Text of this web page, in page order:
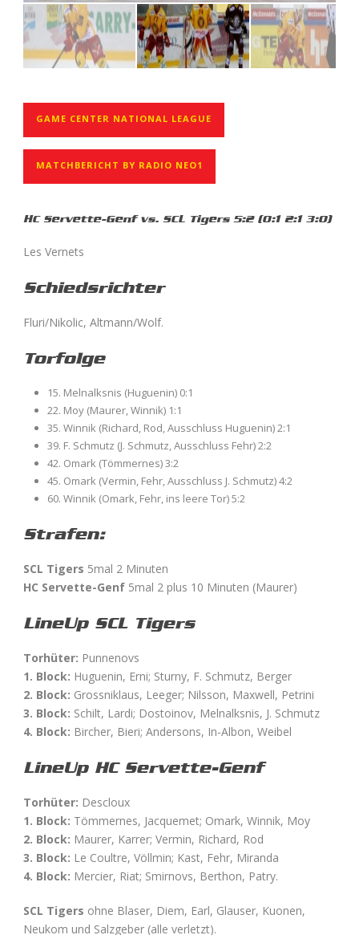
GAME CENTER NATIONAL LEAGUE
MATCHBERICHT BY RADIO NEO1
HC Servette-Genf vs. SCL Tigers 5:2 (0:1 2:1 3:0)
Les Vernets
Schiedsrichter
Fluri/Nikolic, Altmann/Wolf.
Torfolge
15. Melnalksnis (Huguenin) 0:1
22. Moy (Maurer, Winnik) 1:1
35. Winnik (Richard, Rod, Ausschluss Huguenin) 2:1
39. F. Schmutz (J. Schmutz, Ausschluss Fehr) 2:2
42. Omark (Tömmernes) 3:2
45. Omark (Vermin, Fehr, Ausschluss J. Schmutz) 4:2
60. Winnik (Omark, Fehr, ins leere Tor) 5:2
Strafen:
SCL Tigers 5mal 2 Minuten
HC Servette-Genf 5mal 2 plus 10 Minuten (Maurer)
LineUp SCL Tigers
Torhüter: Punnenovs
1. Block: Huguenin, Erni; Sturny, F. Schmutz, Berger
2. Block: Grossniklaus, Leeger; Nilsson, Maxwell, Petrini
3. Block: Schilt, Lardi; Dostoinov, Melnalksnis, J. Schmutz
4. Block: Bircher, Bieri; Andersons, In-Albon, Weibel
LineUp HC Servette-Genf
Torhüter: Descloux
1. Block: Tömmernes, Jacquemet; Omark, Winnik, Moy
2. Block: Maurer, Karrer; Vermin, Richard, Rod
3. Block: Le Coultre, Völlmin; Kast, Fehr, Miranda
4. Block: Mercier, Riat; Smirnovs, Berthon, Patry.
SCL Tigers ohne Blaser, Diem, Earl, Glauser, Kuonen,
Neukom und Salzgeber (alle verletzt).